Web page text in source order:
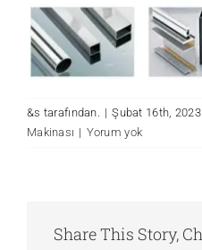
&s tarafından. | Şubat 16th, 2023
Makinası | Yorum yok
Share This Story,